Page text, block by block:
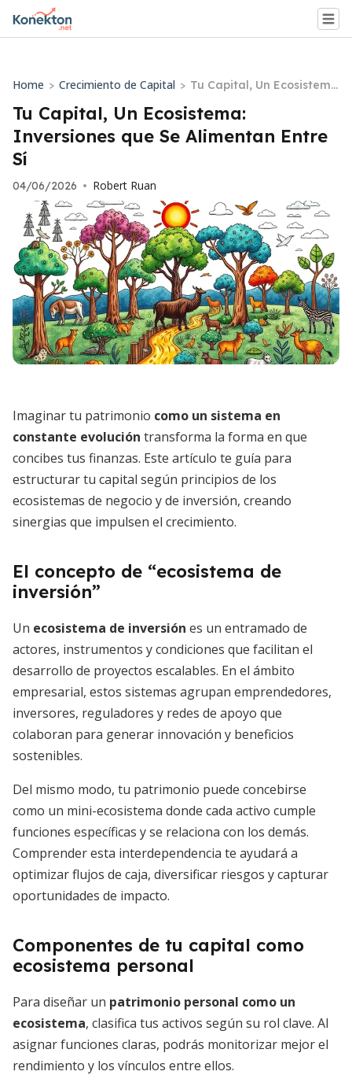
Home > Crecimiento de Capital > Tu Capital, Un Ecosistem
mentan Entre Sí
Tu Capital, Un Ecosistema:
Inversiones que Se Alimentan Entre
Sí
04/06/2026 • Robert Ruan
Imaginar tu patrimonio como un sistema en
constante evolución transforma la forma en que
concibes tus finanzas. Este artículo te guía para
estructurar tu capital según principios de los
ecosistemas de negocio y de inversión, creando
sinergias que impulsen el crecimiento.
El concepto de “ecosistema de
inversión”
Un ecosistema de inversión es un entramado de
actores, instrumentos y condiciones que facilitan el
desarrollo de proyectos escalables. En el ámbito
empresarial, estos sistemas agrupan emprendedores,
inversores, reguladores y redes de apoyo que
colaboran para generar innovación y beneficios
sostenibles.
Del mismo modo, tu patrimonio puede concebirse
como un mini-ecosistema donde cada activo cumple
funciones específicas y se relaciona con los demás.
Comprender esta interdependencia te ayudará a
optimizar flujos de caja, diversificar riesgos y capturar
oportunidades de impacto.
Componentes de tu capital como
ecosistema personal
Para diseñar un patrimonio personal como un
ecosistema, clasifica tus activos según su rol clave. Al
asignar funciones claras, podrás monitorizar mejor el
rendimiento y los vínculos entre ellos.